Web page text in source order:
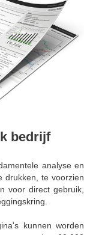
bedrijf
analyse en
drukken, te voorzien
voor direct gebruik,
kunnen worden